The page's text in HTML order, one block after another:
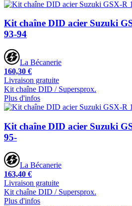
Kit chaîne DID acier Suzuki
93-94
La Bécanerie
160,30 €
Livraison gratuite
Kit chaîne DID / Supersprox.
Plus d'infos
Kit chaîne DID acier Suzuki
95-
La Bécanerie
163,40 €
Livraison gratuite
Kit chaîne DID / Supersprox.
Plus d'infos